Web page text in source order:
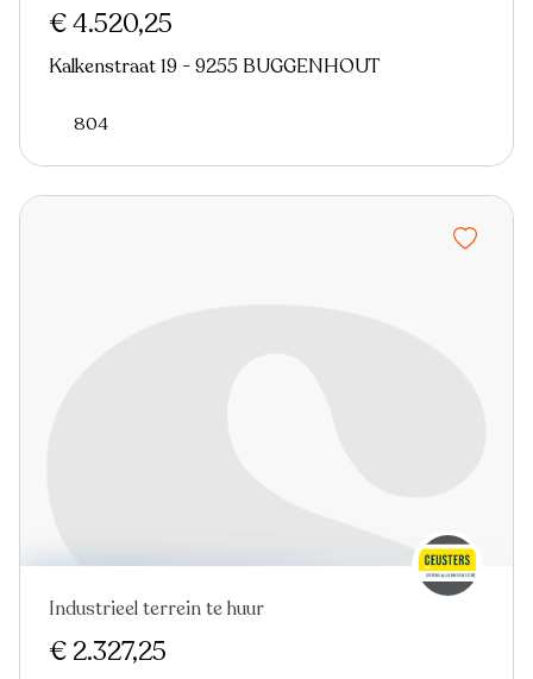
€ 4.520,25
Kalkenstraat 19 - 9255 BUGGENHOUT
804
Industrieel terrein te huur
€ 2.327,25